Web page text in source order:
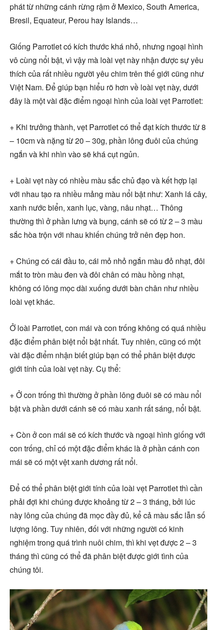
phát từ những cánh rừng rậm ở Mexico, South America,
Bresil, Equateur, Perou hay Islands…
Giống Parrotlet có kích thước khá nhỏ, nhưng ngoại hình
vô cùng nổi bật, vì vậy mà loài vẹt này nhận được sự yêu
thích của rất nhiều người yêu chim trên thế giới cũng như
Việt Nam. Để giúp bạn hiểu rõ hơn về loài vẹt này, dưới
đây là một vài đặc điểm ngoại hình của loài vẹt Parrotlet:
+ Khi trưởng thành, vẹt Parrotlet có thể đạt kích thước từ 8
– 10cm và nặng từ 20 – 30g, phần lông đuôi của chúng
ngắn và khi nhìn vào sẽ khá cụt ngủn.
+ Loài vẹt này có nhiều màu sắc chủ đạo và kết hợp lại
với nhau tạo ra nhiều mảng màu nổi bật như: Xanh lá cây,
xanh nước biển, xanh lục, vàng, nâu nhạt… Thông
thường thì ở phần lưng và bụng, cánh sẽ có từ 2 – 3 màu
sắc hòa trộn với nhau khiến chúng trở nên đẹp hon.
+ Chúng có cái đầu to, cái mỏ nhỏ ngắn màu đỏ nhạt, đôi
mắt to tròn màu đen và đôi chân có màu hồng nhạt,
không có lông mọc dài xuống dưới bàn chân như nhiều
loài vẹt khác.
Ở loài Parrotlet, con mái và con trống không có quá nhiều
đặc điểm phân biệt nổi bật nhất. Tuy nhiên, cũng có một
vài đặc điểm nhận biết giúp bạn có thể phân biệt được
giới tính của loài vẹt này. Cụ thể:
+ Ở con trống thì thường ở phần lông đuôi sẽ có màu nổi
bật và phần dưới cánh sẽ có màu xanh rất sáng, nổi bật.
+ Còn ở con mái sẽ có kích thước và ngoại hình giống với
con trống, chỉ có một đặc điểm khác là ở phần cánh con
mái sẽ có một vệt xanh dương rất nổi.
Để có thể phân biệt giới tính của loài vẹt Parrotlet thì cần
phải đợi khi chúng được khoảng từ 2 – 3 tháng, bởi lúc
này lông của chúng đã mọc đầy đủ, kể cả màu sắc lẫn số
lượng lông. Tuy nhiên, đối với những người có kinh
nghiệm trong quá trình nuôi chim, thì khi vẹt được 2 – 3
tháng thì cũng có thể đã phân biệt được giới tình của
chúng tôi.